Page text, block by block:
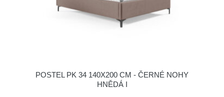
POSTEL PK 34 140X200 CM - ČERNÉ NOHY
HNĚDÁ I